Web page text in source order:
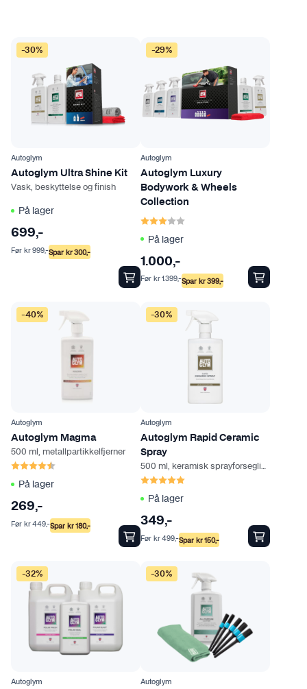
e
p
r
o
u
k
t
s
d
-30%
Autoglym
Autoglym Ultra Shine Kit
Vask, beskyttelse og finish
På lager
699,-
Spar kr300,-
Før kr999,-
-29%
Autoglym
Autoglym Luxury
Bodywork & Wheels
Collection
Karakter:
På lager
1.000,-
Spar kr399,-
Før kr1.399,-
-40%
Autoglym
Autoglym Magma
500 ml, metallpartikkelfjerner
Karakter:
På lager
269,-
Spar kr180,-
Før kr449,-
-30%
Autoglym
Autoglym Rapid Ceramic
Spray
500 ml, keramisk sprayforsegling
Karakter:
På lager
349,-
Spar kr150,-
Før kr499,-
-32%
Autoglym
-30%
Autoglym